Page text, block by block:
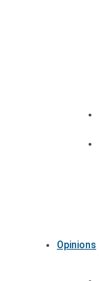
Opinions